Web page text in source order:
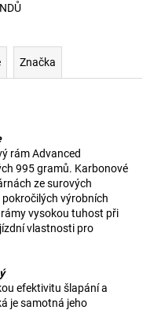
Značka
rám Advanced
995 gramů. Karbonové
ze surových
výrobních
vysokou tuhost při
vlastnosti pro
efektivitu šlapání a
je samotná jeho